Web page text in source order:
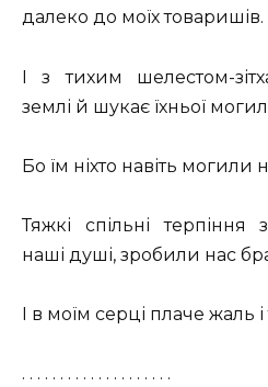
далеко до моїх товаришів.
І з тихим шелестом-
землі й шукає їхньої
Бо їм ніхто навіть могили
Тяжкі спільні терпіння
наші душі, зробили нас
І в моїм серці плаче жаль
. . . . . . . . . . . . . . . . . . . .